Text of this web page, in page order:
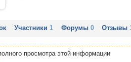
Участники1 Форумы 0 Отзывы
просмотра этой информации